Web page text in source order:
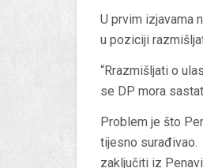
U prvim izjavama
u poziciji
“Rrazmišljati o
se DP mora
Problem je što
tijesno surađivao.
zaključiti iz